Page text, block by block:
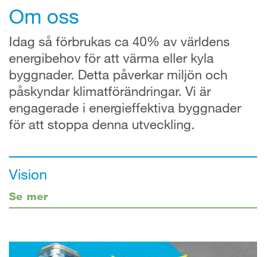
Om oss
Idag så förbrukas ca 40% av världens
energibehov för att värma eller kyla
byggnader. Detta påverkar miljön och
påskyndar klimatförändringar. Vi är
engagerade i energieffektiva byggnader
för att stoppa denna utveckling.
Vision
Se mer